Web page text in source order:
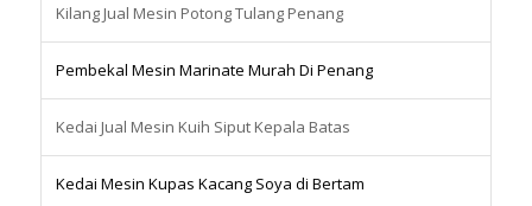
Kilang Jual Mesin Potong Tulang Penang
Pembekal Mesin Marinate Murah Di Penang
Kedai Jual Mesin Kuih Siput Kepala Batas
Kedai Mesin Kupas Kacang Soya di Bertam